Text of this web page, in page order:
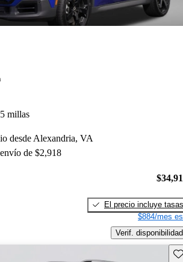
millas
desde Alexandria, VA
de $2,918
El precio incluye tasas
$884/mes
Verif. disponibilidad